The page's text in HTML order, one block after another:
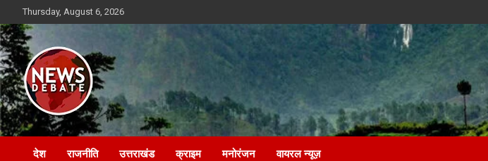
to
content
Thursday, August 6, 2026
News Debate
देश राजनीति उत्तराखंड क्राइम मनोरंजन वायरल न्यूज़